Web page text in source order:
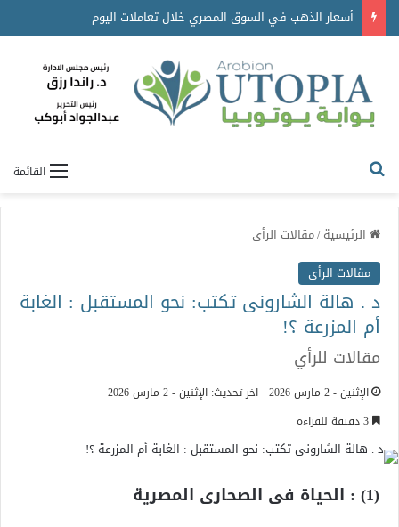
أسعار الذهب في السوق المصري خلال تعاملات اليوم
القائمة
الرئيسية/مقالات الرأى
مقالات الرأى
د . هالة الشارونى تكتب: نحو المستقبل : الغابة
أم المزرعة ؟!
مقالات للرأي
الإثنين - 2 مارس 2026
اخر تحديث: الإثنين - 2 مارس 2026
(1) : الحياة فى الصحارى المصرية